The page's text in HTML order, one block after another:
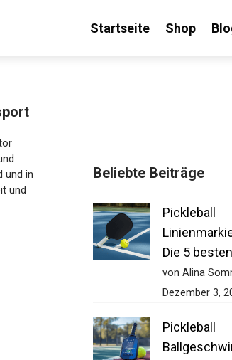
Startseite Shop
in
und
Beliebte Beiträge
Pickleball
Die 5
von Alina
Dezember 3,
Pickleball